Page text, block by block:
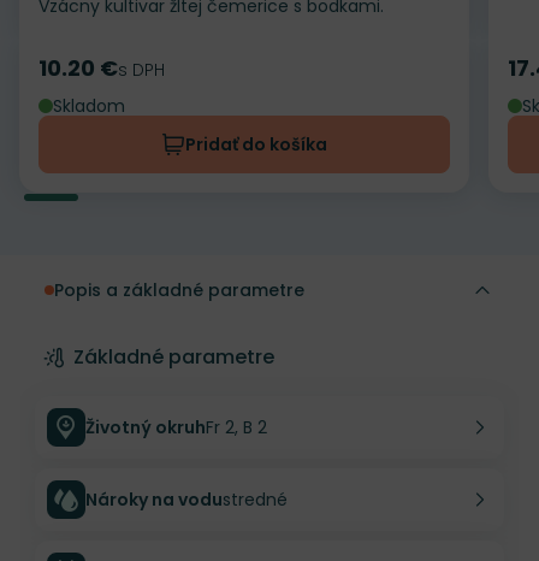
Vzácny kultivar žltej čemerice s bodkami.
Cena
10.20 €s DPH
Skladom
Pridať do košíka
Popis a základné parametre
Základné parametre
Životný okruhFr 2, B 2
Nároky na vodustredné